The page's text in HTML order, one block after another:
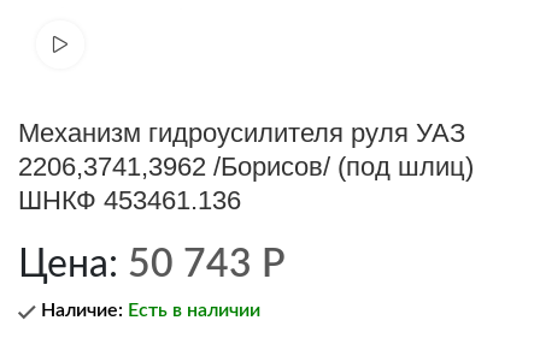
Механизм гидроусилителя руля УАЗ
2206,3741,3962 /Борисов/ (под шлиц)
ШНКФ 453461.136
Цена: 50 743 Р
Наличие: Есть в наличии